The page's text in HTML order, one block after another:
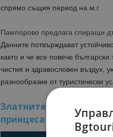
спрямо същия период на м.г.
Пампорово предлага спиращи
Данните потвърждават
както и че все повече
чистия и здравословен въздух,
разнообразие от туристически
Златните тайни на
принцеса на Родопите